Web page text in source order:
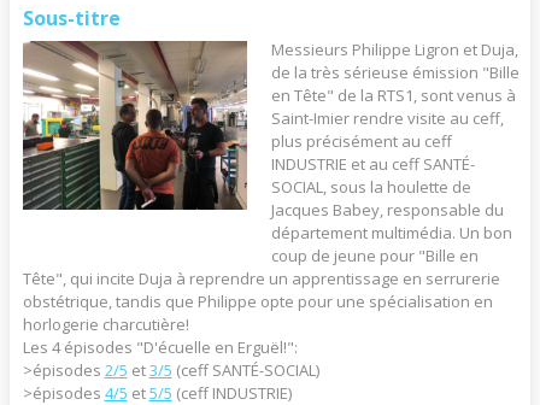
Sous-titre
Messieurs Philippe Ligron et Duja,
de la très sérieuse émission "Bille
en Tête" de la RTS1, sont venus à
Saint-Imier rendre visite au ceff,
plus précisément au ceff
INDUSTRIE et au ceff SANTÉ-
SOCIAL, sous la houlette de
Jacques Babey, responsable du
département multimédia. Un bon
coup de jeune pour "Bille en
Tête", qui incite Duja à reprendre un apprentissage en serrurerie
obstétrique, tandis que Philippe opte pour une spécialisation en
horlogerie charcutière!
Les 4 épisodes "D'écuelle en Erguël!":
>épisodes 2/5 et3/5 (ceff SANTÉ-SOCIAL)
>épisodes 4/5 et5/5 (ceff INDUSTRIE)
Deux ateliers sont proposés en
collaboration avec l'EPFL aux filles et
garçons de 11 à 13 ans.
En savoir plus
d’apprentissage avec une entreprise
formatrice.
En savoir plus